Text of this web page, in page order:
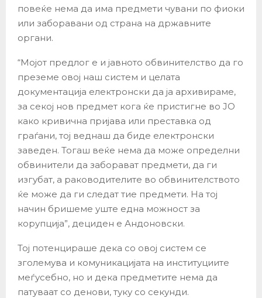
повеќе нема да има предмети чувани по фиоки
или заборавани од страна на државните
органи.
“Мојот предлог е и јавното обвинителство да го
преземе овој наш систем и целата
документација електронски да ја архивираме,
за секој нов предмет кога ќе пристигне во ЈО
како кривична пријава или преставка од
граѓани, тој веднаш да биде електронски
заведен. Тогаш веќе нема да може определни
обвинители да заборават предмети, да ги
изгубат, а раководителите во обвинителството
ќе може да ги следат тие предмети. На тој
начин бришеме уште една можност за
корупција”, дециден е Андоновски.
Тој потенцираше дека со овој систем се
зголемува и комуникацијата на институциите
меѓусебно, но и дека предметите нема да
патуваат со денови, туку со секунди.